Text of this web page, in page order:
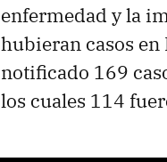
enfermedad y la
hubieran casos
notificado 169
los cuales 114